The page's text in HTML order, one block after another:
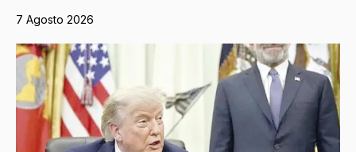
7 Agosto 2026